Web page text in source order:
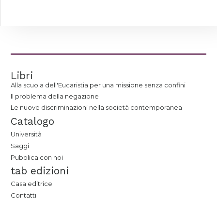
Libri
Alla scuola dell'Eucaristia per una missione senza confini
Il problema della negazione
Le nuove discriminazioni nella società contemporanea
Catalogo
Università
Saggi
Pubblica con noi
tab edizioni
Casa editrice
Contatti